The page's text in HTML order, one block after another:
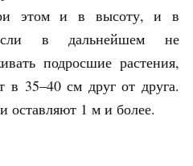
этом и в высоту, и в
в дальнейшем не
подросшие растения,
в 35–40 см друг от друга.
оставляют 1 м и более.